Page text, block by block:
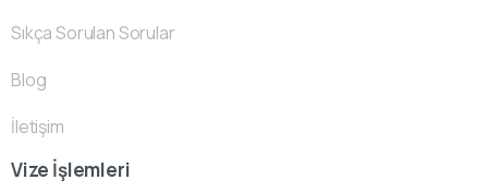
Sıkça Sorulan Sorular
Blog
İletişim
Vize İşlemleri